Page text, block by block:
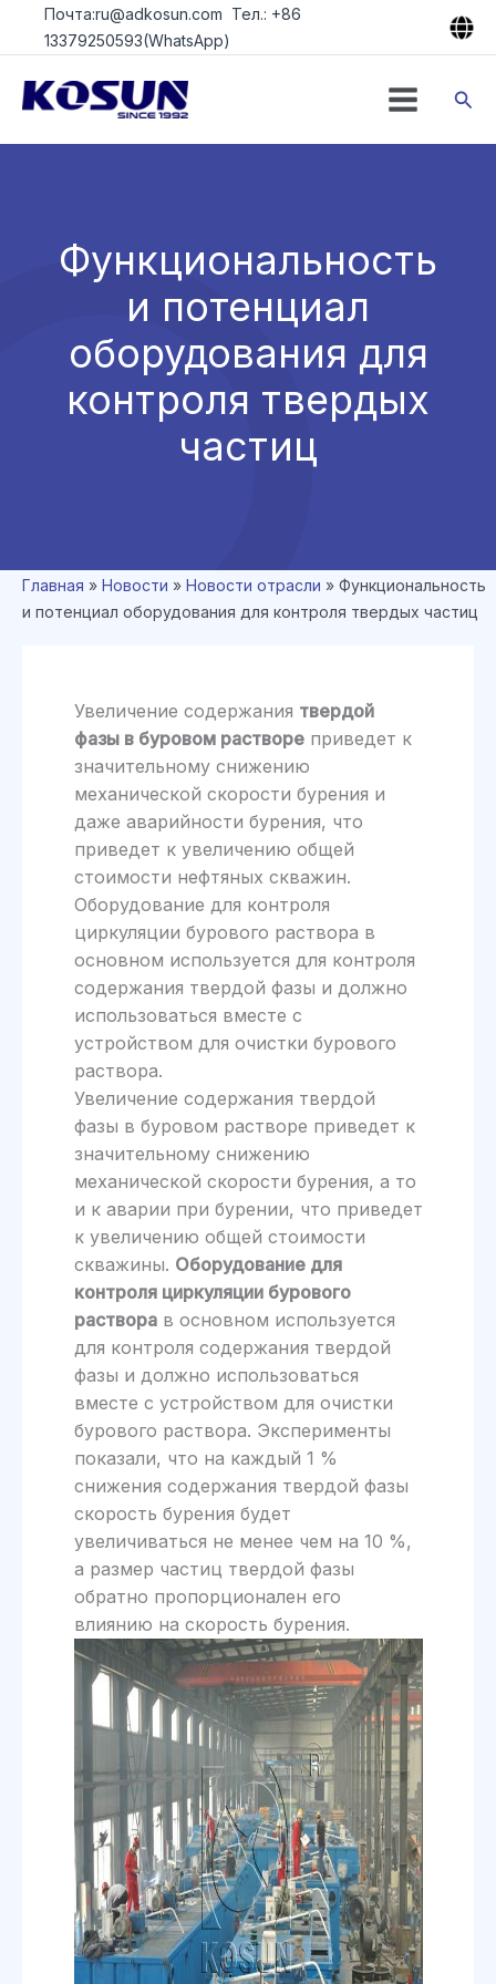
ПерейтиПочта:ru@adkosun.com Тел.: +86
13379250593(WhatsApp)
Функциональность
и потенциал
оборудования для
контроля твердых
частиц
Главная » Новости » Новости отрасли » Функциональность
и потенциал оборудования для контроля твердых частиц
Увеличение содержания твердой
фазы в буровом раствореприведет к
значительному снижению
механической скорости бурения и
даже аварийности бурения, что
приведет к увеличению общей
стоимости нефтяных скважин.
Оборудование для контроля
циркуляции бурового раствора в
основном используется для контроля
содержания твердой фазы и должно
использоваться вместе с
устройством для очистки бурового
раствора.
Увеличение содержания твердой
фазы в буровом растворе приведет к
значительному снижению
механической скорости бурения, а то
и к аварии при бурении, что приведет
к увеличению общей стоимости
скважины. Оборудование для
контроля циркуляции бурового
растворав основном используется
для контроля содержания твердой
фазы и должно использоваться
вместе с устройством для очистки
бурового раствора. Эксперименты
показали, что на каждый 1 %
снижения содержания твердой фазы
скорость бурения будет
увеличиваться не менее чем на 10 %,
а размер частиц твердой фазы
обратно пропорционален его
влиянию на скорость бурения.